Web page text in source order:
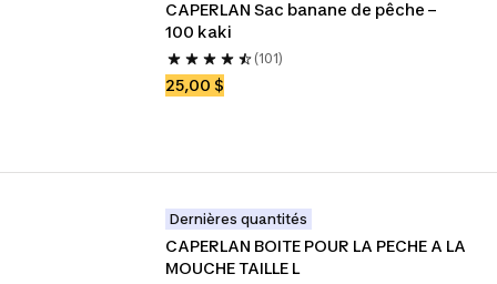
CAPERLAN Sac banane de pêche –
100 kaki
(101)
25,00 $
Dernières quantités
CAPERLAN BOITE POUR LA PECHE A LA
MOUCHE TAILLE L